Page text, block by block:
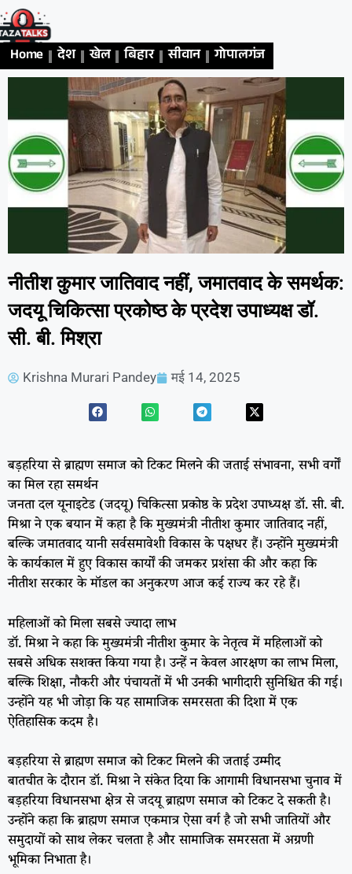
Home देश खेल बिहार सीवान गोपालगंज
नीतीश कुमार जातिवाद नहीं, जमातवाद के समर्थक:
जदयू चिकित्सा प्रकोष्ठ के प्रदेश उपाध्यक्ष डॉ.
सी. बी. मिश्रा
Krishna Murari Pandey मई 14, 2025
बड़हरिया से ब्राह्मण समाज को टिकट मिलने की जताई संभावना, सभी वर्गों
का मिल रहा समर्थन
जनता दल यूनाइटेड (जदयू) चिकित्सा प्रकोष्ठ के प्रदेश उपाध्यक्ष डॉ. सी. बी.
मिश्रा ने एक बयान में कहा है कि मुख्यमंत्री नीतीश कुमार जातिवाद नहीं,
बल्कि जमातवाद यानी सर्वसमावेशी विकास के पक्षधर हैं। उन्होंने मुख्यमंत्री
के कार्यकाल में हुए विकास कार्यों की जमकर प्रशंसा की और कहा कि
नीतीश सरकार के मॉडल का अनुकरण आज कई राज्य कर रहे हैं।
महिलाओं को मिला सबसे ज्यादा लाभ
डॉ. मिश्रा ने कहा कि मुख्यमंत्री नीतीश कुमार के नेतृत्व में महिलाओं को
सबसे अधिक सशक्त किया गया है। उन्हें न केवल आरक्षण का लाभ मिला,
बल्कि शिक्षा, नौकरी और पंचायतों में भी उनकी भागीदारी सुनिश्चित की गई।
उन्होंने यह भी जोड़ा कि यह सामाजिक समरसता की दिशा में एक
ऐतिहासिक कदम है।
बड़हरिया से ब्राह्मण समाज को टिकट मिलने की जताई उम्मीद
बातचीत के दौरान डॉ. मिश्रा ने संकेत दिया कि आगामी विधानसभा चुनाव में
बड़हरिया विधानसभा क्षेत्र से जदयू ब्राह्मण समाज को टिकट दे सकती है।
उन्होंने कहा कि ब्राह्मण समाज एकमात्र ऐसा वर्ग है जो सभी जातियों और
समुदायों को साथ लेकर चलता है और सामाजिक समरसता में अग्रणी
भूमिका निभाता है।